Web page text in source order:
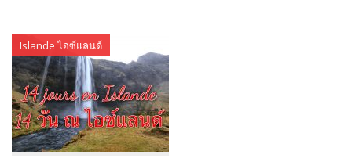
Islande ไอซ์แลนด์